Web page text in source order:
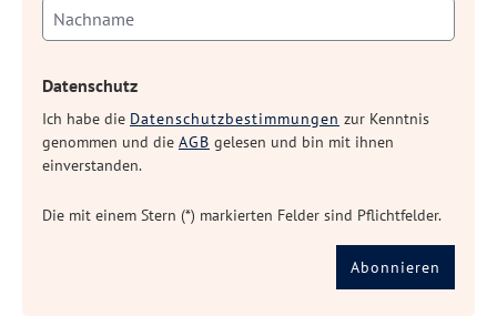
Datenschutz
Ich habe die Datenschutzbestimmungen zur Kenntnis
genommen und die AGB gelesen und bin mit ihnen
einverstanden.
Die mit einem Stern (*) markierten Felder sind Pflichtfelder.
Abonnieren